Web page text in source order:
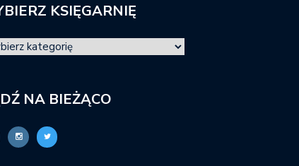
KSIĘGARNIĘ
NA BIEŻĄCO